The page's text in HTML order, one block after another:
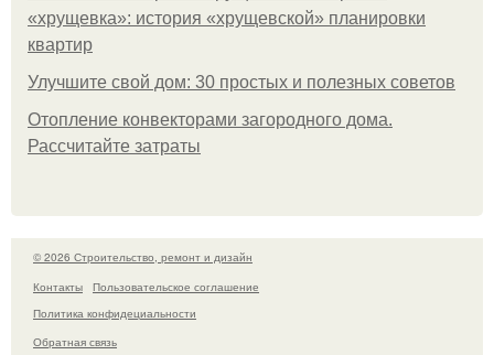
«хрущевка»: история «хрущевской» планировки
квартир
Улучшите свой дом: 30 простых и полезных советов
Отопление конвекторами загородного дома.
Рассчитайте затраты
© 2026 Строительство, ремонт и дизайн
Контакты
Пользовательское соглашение
Политика конфидециальности
Обратная связь